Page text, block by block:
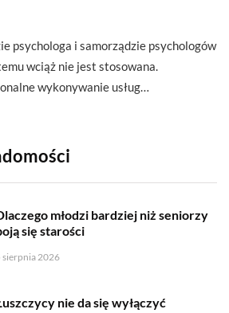
psychologa i samorządzie psychologów
wciąż nie jest stosowana.
wykonywanie usług…
młodzi bardziej niż seniorzy
się starości
sierpnia 2026
nie da się wyłączyć